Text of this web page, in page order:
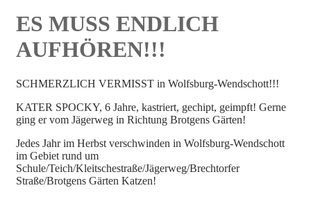
ES MUSS ENDLICH
AUFHÖREN!!!
SCHMERZLICH VERMISST in Wolfsburg-Wendschott!!!
KATER SPOCKY, 6 Jahre, kastriert, gechipt, geimpft! Gerne
ging er vom Jägerweg in Richtung Brotgens Gärten!
Jedes Jahr im Herbst verschwinden in Wolfsburg-Wendschott
im Gebiet rund um
Schule/Teich/Kleitschestraße/Jägerweg/Brechtorfer
Straße/Brotgens Gärten Katzen!